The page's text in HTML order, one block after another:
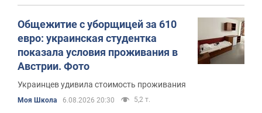
Общежитие с уборщицей за 610
евро: украинская студентка
показала условия проживания в
Австрии. Фото
Украинцев удивила стоимость проживания
Моя Школа 6.08.2026 20:30 5,2 т.